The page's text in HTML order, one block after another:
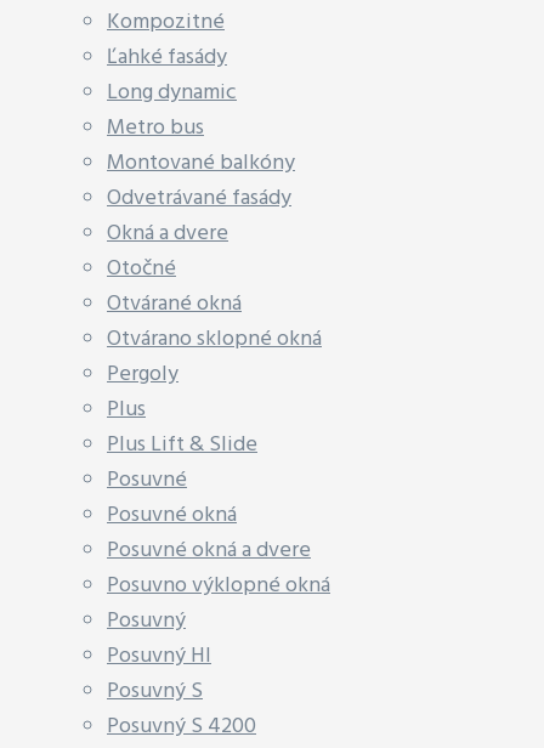
Kompozitné
Ľahké fasády
Long dynamic
Metro bus
Montované balkóny
Odvetrávané fasády
Okná a dvere
Otočné
Otvárané okná
Otvárano sklopné okná
Pergoly
Plus
Plus Lift & Slide
Posuvné
Posuvné okná
Posuvné okná a dvere
Posuvno výklopné okná
Posuvný
Posuvný HI
Posuvný S
Posuvný S 4200